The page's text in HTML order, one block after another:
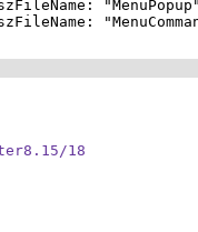
18